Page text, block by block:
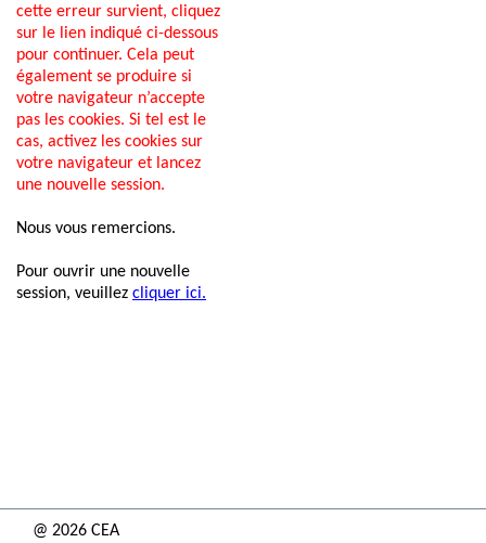
cette erreur survient, cliquez
sur le lien indiqué ci-dessous
pour continuer. Cela peut
également se produire si
votre navigateur n’accepte
pas les cookies. Si tel est le
cas, activez les cookies sur
votre navigateur et lancez
une nouvelle session.
Nous vous remercions.
Pour ouvrir une nouvelle
session, veuillez cliquer ici.
@ 2026 CEA